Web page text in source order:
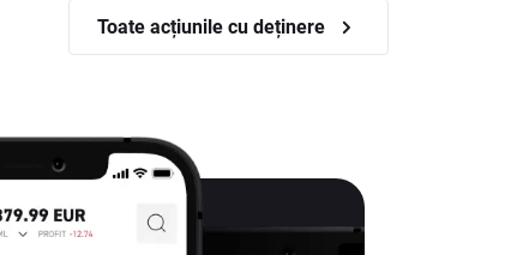
Toate acțiunile cu deținere